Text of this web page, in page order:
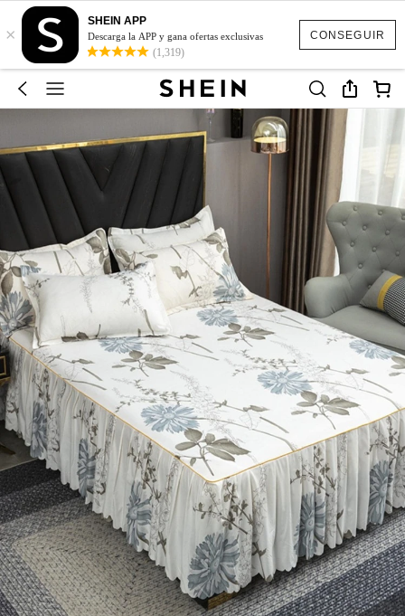
CONSEGUIR
×
SHEIN APP
Descarga la APP y gana ofertas exclusivas
(1,319)